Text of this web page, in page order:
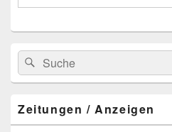
Suchen
nach:
Suchen
Zeitungen / Anzeigen